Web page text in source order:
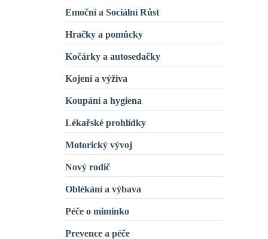
Emoční a Sociální Růst
Hračky a pomůcky
Kočárky a autosedačky
Kojení a výživa
Koupání a hygiena
Lékařské prohlídky
Motorický vývoj
Nový rodič
Oblékání a výbava
Péče o miminko
Prevence a péče